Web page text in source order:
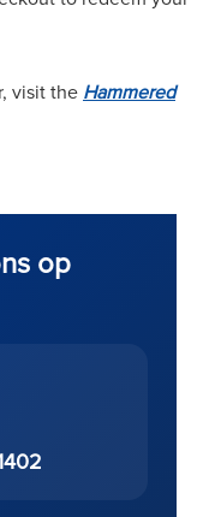
visit the Hammered
op